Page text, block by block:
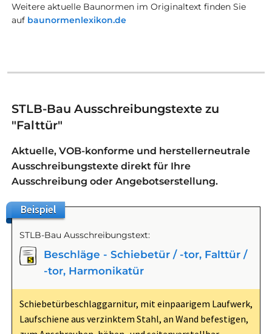
Weitere aktuelle Baunormen im Originaltext finden Sie
auf baunormenlexikon.de
STLB-Bau Ausschreibungstexte zu
"Falttür"
Aktuelle, VOB-konforme und herstellerneutrale
Ausschreibungstexte direkt für Ihre
Ausschreibung oder Angebotserstellung.
Beispiel
STLB-Bau Ausschreibungstext:
Beschläge - Schiebetür / -tor, Falttür /
-tor, Harmonikatür
Schiebetürbeschlaggarnitur, mit einpaarigem Laufwerk,
Laufschiene aus verzinktem Stahl, an Wand befestigen,